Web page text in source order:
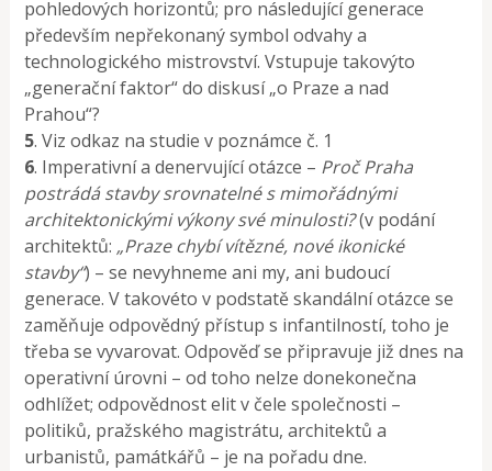
pohledových horizontů; pro následující generace
především nepřekonaný symbol odvahy a
technologického mistrovství. Vstupuje takovýto
„generační faktor“ do diskusí „o Praze a nad
Prahou“?
5. Viz odkaz na studie v poznámce č. 1
6. Imperativní a denervující otázce – Proč Praha
postrádá stavby srovnatelné s mimořádnými
architektonickými výkony své minulosti?(v podání
architektů: „Praze chybí vítězné, nové ikonické
stavby“) – se nevyhneme ani my, ani budoucí
generace. V takovéto v podstatě skandální otázce se
zaměňuje odpovědný přístup s infantilností, toho je
třeba se vyvarovat. Odpověď se připravuje již dnes na
operativní úrovni – od toho nelze donekonečna
odhlížet; odpovědnost elit v čele společnosti –
politiků, pražského magistrátu, architektů a
urbanistů, památkářů – je na pořadu dne.